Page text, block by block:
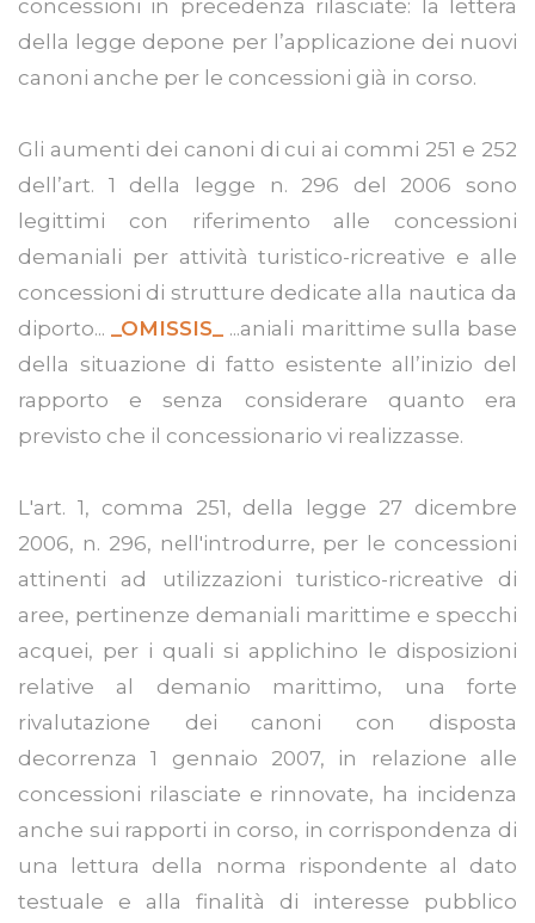
concessioni in precedenza rilasciate: la lettera
della legge depone per l’applicazione dei nuovi
canoni anche per le concessioni già in corso.
Gli aumenti dei canoni di cui ai commi 251 e 252
dell’art. 1 della legge n. 296 del 2006 sono
legittimi con riferimento alle concessioni
demaniali per attività turistico-ricreative e alle
concessioni di strutture dedicate alla nautica da
diporto...
_OMISSIS_
...aniali marittime sulla base
della situazione di fatto esistente all’inizio del
rapporto e senza considerare quanto era
previsto che il concessionario vi realizzasse.
L'art. 1, comma 251, della legge 27 dicembre
2006, n. 296, nell'introdurre, per le concessioni
attinenti ad utilizzazioni turistico-ricreative di
aree, pertinenze demaniali marittime e specchi
acquei, per i quali si applichino le disposizioni
relative al demanio marittimo, una forte
rivalutazione dei canoni con disposta
decorrenza 1 gennaio 2007, in relazione alle
concessioni rilasciate e rinnovate, ha incidenza
anche sui rapporti in corso, in corrispondenza di
una lettura della norma rispondente al dato
testuale e alla finalità di interesse pubblico